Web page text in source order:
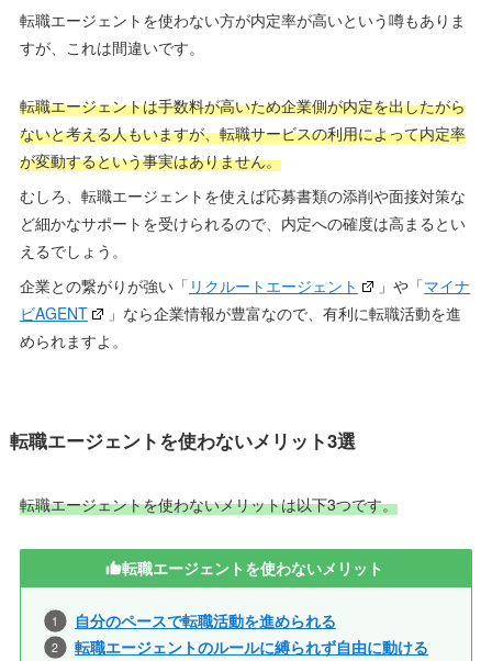
転職エージェントを使わない方が内定率が高いという噂もありま
すが、これは間違いです。
転職エージェントは手数料が高いため企業側が内定を出したがら
ないと考える人もいますが、転職サービスの利用によって内定率
が変動するという事実はありません。
むしろ、転職エージェントを使えば応募書類の添削や面接対策な
ど細かなサポートを受けられるので、内定への確度は高まるとい
えるでしょう。
企業との繋がりが強い「 リクルートエージェント 」や「マイナ
ビAGENT
」なら企業情報が豊富なので、有利に転職活動を進
められますよ。
転職エージェントを使わないメリット3選
転職エージェントを使わないメリットは以下3つです。
転職エージェントを使わないメリット
自分のペースで転職活動を進められる
転職エージェントのルールに縛られず自由に動ける